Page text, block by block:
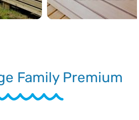
Family Premium